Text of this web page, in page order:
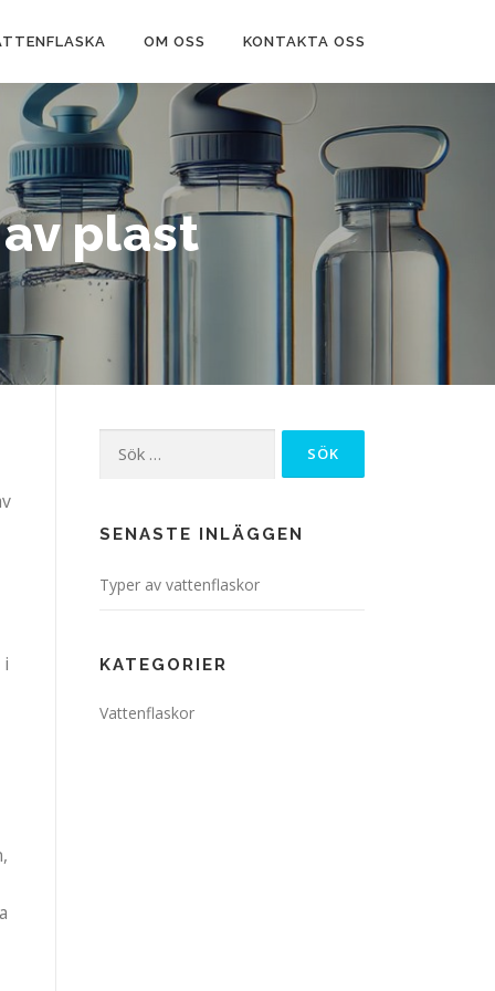
OM OSS KONTAKTA OSS
plast
i
Sök
SENASTE INLÄGGEN
Typer av vattenflaskor
KATEGORIER
Vattenflaskor